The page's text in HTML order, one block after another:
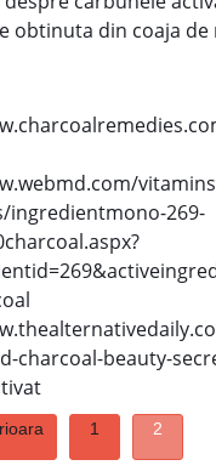
obtinuta din coaja de
ingredientmono-269-
charcoal-beauty-
1 2